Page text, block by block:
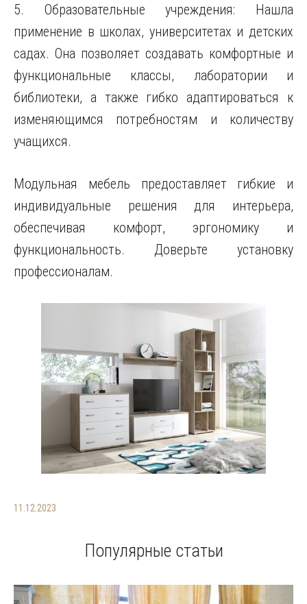
5. Образовательные учреждения: Нашла
применение в школах, университетах и детских
садах. Она позволяет создавать комфортные и
функциональные классы, лаборатории и
библиотеки, а также гибко адаптироваться к
изменяющимся потребностям и количеству
учащихся.
Модульная мебель предоставляет гибкие и
индивидуальные решения для интерьера,
обеспечивая комфорт, эргономику и
функциональность. Доверьте установку
профессионалам.
11.12.2023
Популярные статьи